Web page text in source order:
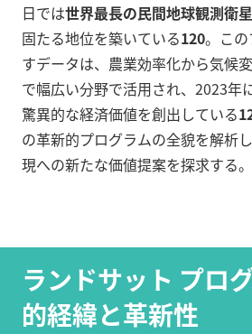
日では世界最長の民間地球観測衛
固たる地位を築いている120。こ
すデータは、農業効率化から気候
で幅広い分野で活用され、2023年
驚異的な経済価値を創出している
の革新的プログラムの全貌を解析
現への新たな価値提案を探求する。
ランドサット プロ
的経緯と革新性